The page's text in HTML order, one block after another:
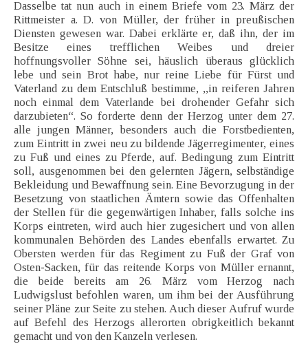
Dasselbe tat nun auch in einem Briefe vom 23. März der
Rittmeister a. D. von Müller, der früher in preußischen
Diensten gewesen war. Dabei erklärte er, daß ihn, der im
Besitze eines trefflichen Weibes und dreier
hoffnungsvoller Söhne sei, häuslich überaus glücklich
lebe und sein Brot habe, nur reine Liebe für Fürst und
Vaterland zu dem Entschluß bestimme, ,,in reiferen Jahren
noch einmal dem Vaterlande bei drohender Gefahr sich
darzubieten“. So forderte denn der Herzog unter dem 27.
alle jungen Männer, besonders auch die Forstbedienten,
zum Eintritt in zwei neu zu bildende Jägerregimenter, eines
zu Fuß und eines zu Pferde, auf. Bedingung zum Eintritt
soll, ausgenommen bei den gelernten Jägern, selbständige
Bekleidung und Bewaffnung sein. Eine Bevorzugung in der
Besetzung von staatlichen Ämtern sowie das Offenhalten
der Stellen für die gegenwärtigen Inhaber, falls solche ins
Korps eintreten, wird auch hier zugesichert und von allen
kommunalen Behörden des Landes ebenfalls erwartet. Zu
Obersten werden für das Regiment zu Fuß der Graf von
Osten-Sacken, für das reitende Korps von Müller ernannt,
die beide bereits am 26. März vom Herzog nach
Ludwigslust befohlen waren, um ihm bei der Ausführung
seiner Pläne zur Seite zu stehen. Auch dieser Aufruf wurde
auf Befehl des Herzogs allerorten obrigkeitlich bekannt
gemacht und von den Kanzeln verlesen.